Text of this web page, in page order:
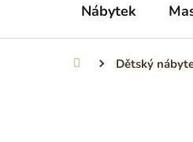
Nábytek
Domů Dětský